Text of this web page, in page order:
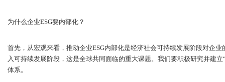
为什么企业ESG要内部化？
首先，从宏观来看，推动企业ESG内部化是经济社会可持续发展阶段对企
入可持续发展阶段，这是全球共同面临的重大课题。我们要积极研究并建
体系。